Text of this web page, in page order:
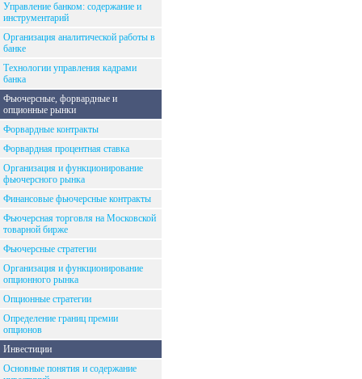
Управление банком: содержание и
инструментарий
Организация аналитической работы в
банке
Технологии управления кадрами
банка
Фьючерсные, форвардные и
опционные рынки
Форвардные контракты
Форвардная процентная ставка
Организация и функционирование
фьючерсного рынка
Финансовые фьючерсные контракты
Фьючерсная торговля на Московской
товарной бирже
Фьючерсные стратегии
Организация и функционирование
опционного рынка
Опционные стратегии
Определение границ премии
опционов
Инвестиции
Основные понятия и содержание